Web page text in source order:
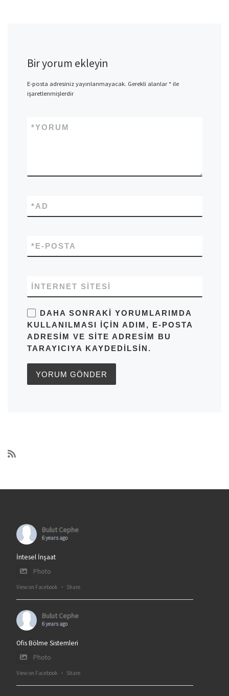
Bir yorum ekleyin
E-posta adresiniz yayınlanmayacak. Gerekli alanlar*ile
işaretlenmişlerdir
YORUM
*
AD
*
E-POSTA
*
İNTERNET SITESI
DAHA SONRAKI YORUMLARIMDA
KULLANILMASI IÇIN ADIM, E-POSTA
ADRESIM VE SITE ADRESIM BU
TARAYICIYA KAYDEDILSIN.
Bulut Cephe
6 years ago
İntesel İnşaat
Photo
View on Facebook · Share
Bulut Cephe
6 years ago
Ofis Bölme Sistemleri
Photo
View on Facebook · Share